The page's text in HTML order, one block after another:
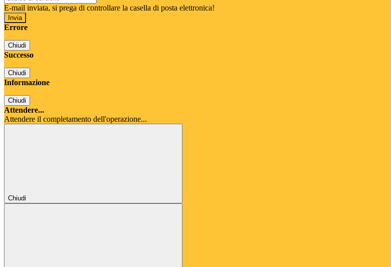
E-mail inviata, si prega di controllare la casella di posta elettronica!
Errore
Chiudi
Successo
Chiudi
Informazione
Chiudi
Attendere...
Attendere il completamento dell'operazione...
Chiudi